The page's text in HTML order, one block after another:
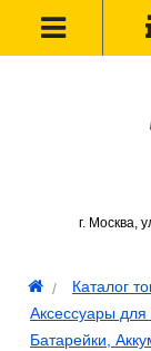
г. Москва,
Каталог
Аксессуары для
Батарейки,